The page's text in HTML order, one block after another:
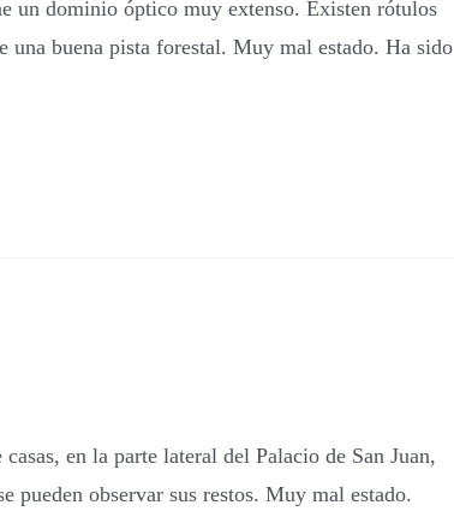
un dominio óptico muy extenso. Existen rótulos
una buena pista forestal. Muy mal estado. Ha sido
en la parte lateral del Palacio de San Juan,
pueden observar sus restos. Muy mal estado.